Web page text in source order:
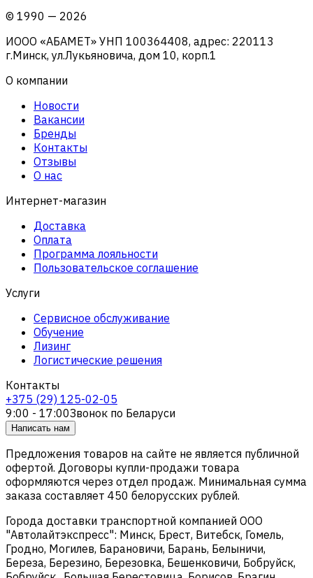
© 1990 — 2026
ИООО «АБАМЕТ» УНП 100364408, адрес: 220113
г.Минск, ул.Лукьяновича, дом 10, корп.1
О компании
Новости
Вакансии
Бренды
Контакты
Отзывы
О нас
Интернет-магазин
Доставка
Оплата
Программа лояльности
Пользовательское соглашение
Услуги
Сервисное обслуживание
Обучение
Лизинг
Логистические решения
Контакты
+375 (29) 125-02-05
9:00 - 17:00Звонок по Беларуси
Написать нам
Предложения товаров на сайте не является публичной
офертой. Договоры купли-продажи товара
оформляются через отдел продаж. Минимальная сумма
заказа составляет 450 белорусских рублей.
Города доставки транспортной компанией ООО
"Автолайтэкспресс": Минск, Брест, Витебск, Гомель,
Гродно, Могилев, Барановичи, Барань, Белыничи,
Береза, Березино, Березовка, Бешенковичи, Бобруйск,